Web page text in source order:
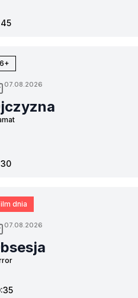
07.08.2026
dnia
07.08.2026